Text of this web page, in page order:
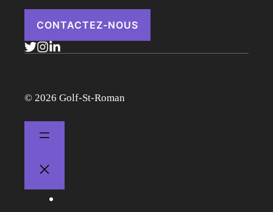
CONTACTEZ-NOUS
© 2026 Golf-St-Roman